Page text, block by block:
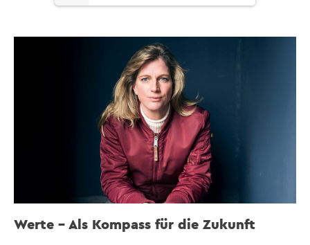
Werte – Als Kompass für die Zukunft